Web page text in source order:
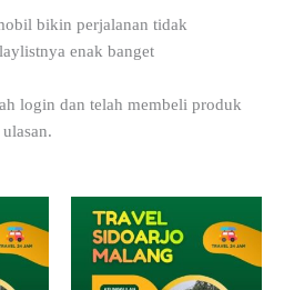
bikin perjalanan tidak
enak banget
login dan telah membeli produk